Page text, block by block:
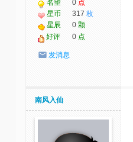
名望 0 点
星币
317 枚
星辰
0 颗
好评
0 点
发消息
南风入仙